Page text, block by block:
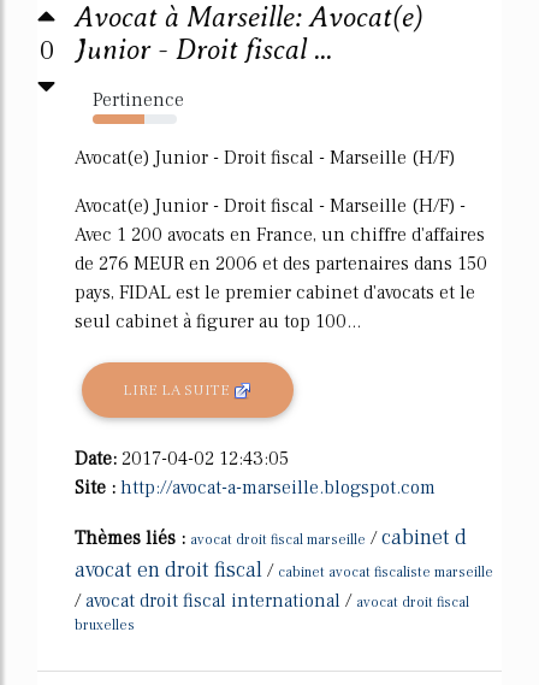
0
Avocat à Marseille: Avocat(e)
Junior - Droit fiscal ...
Pertinence
62%
Avocat(e) Junior - Droit fiscal - Marseille (H/F)
Avocat(e) Junior - Droit fiscal - Marseille (H/F) -
Avec 1 200 avocats en France, un chiffre d'affaires
de 276 MEUR en 2006 et des partenaires dans 150
pays, FIDAL est le premier cabinet d'avocats et le
seul cabinet à figurer au top 100...
LIRE LA SUITE
Date: 2017-04-02 12:43:05
Site : http://avocat-a-marseille.blogspot.com
Thèmes liés : avocat droit fiscal marseille /cabinet d
avocat en droit fiscal / cabinet avocat fiscaliste marseille
/avocat droit fiscal international / avocat droit fiscal
bruxelles